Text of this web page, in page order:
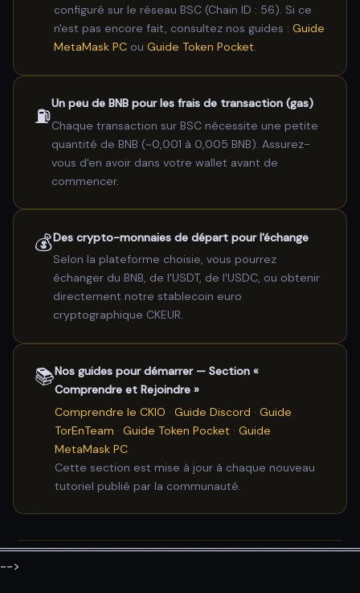
configuré sur le réseau BSC (Chain ID : 56). Si ce
n'est pas encore fait, consultez nos guides : Guide
MetaMask PCou Guide Token Pocket.
⛽
Un peu de BNB pour les frais de transaction (gas)
Chaque transaction sur BSC nécessite une petite
quantité de BNB (~0,001 à 0,005 BNB). Assurez-
vous d'en avoir dans votre wallet avant de
commencer.
💰Des crypto-monnaies de départ pour l'échange
Selon la plateforme choisie, vous pourrez
échanger du BNB, de l'USDT, de l'USDC, ou obtenir
directement notre stablecoin euro
cryptographique CKEUR.
📚Nos guides pour démarrer — Section «
Comprendre et Rejoindre »
Comprendre le CKIO · Guide Discord · Guide
TorEnTeam · Guide Token Pocket · Guide
MetaMask PC
Cette section est mise à jour à chaque nouveau
tutoriel publié par la communauté.
-->